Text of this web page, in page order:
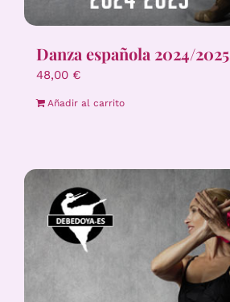
Danza española 2024/2025
48,00 €
Añadir al carrito